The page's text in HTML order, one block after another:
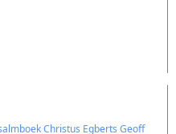
Christus Egberts Geoff